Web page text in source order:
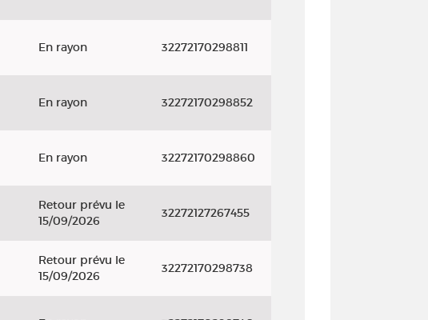
En rayon 32272170298811
En rayon 32272170298852
En rayon 32272170298860
Retour prévu le
15/09/2026
32272127267455
Retour prévu le
15/09/2026
32272170298738